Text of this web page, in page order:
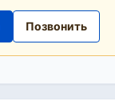
Позвонить